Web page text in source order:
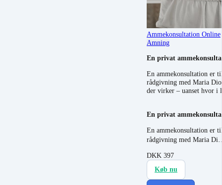
Ammekonsultation Online
Amning
En privat
En ammekonsultation er
rådgivning med Maria
der virker – uanset hvor i
En privat
En ammekonsultation er
rådgivning med Maria
DKK 397
Køb nu